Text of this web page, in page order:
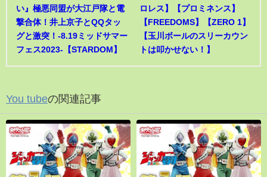
い』極悪同盟が大江戸隊と電
撃合体！井上京子とQQタッ
グと激突！-8.19ミッドサマー
フェス2023-【STARDOM】
ロレス】【プロミネンス】
【FREEDOMS】【ZERO 1】
【玉川ボールのスリーカウン
トは叩かせない！】
You tubeの関連記事